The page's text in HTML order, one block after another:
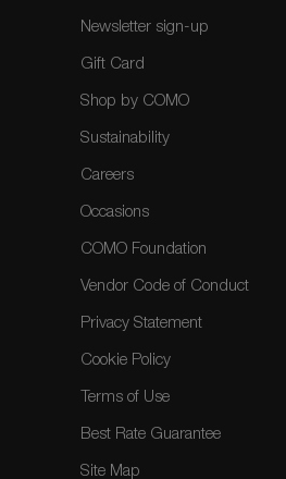
Newsletter sign-up
Gift Card
Shop by COMO
Sustainability
Careers
Occasions
COMO Foundation
Vendor Code of Conduct
Privacy Statement
Cookie Policy
Terms of Use
Best Rate Guarantee
Site Map